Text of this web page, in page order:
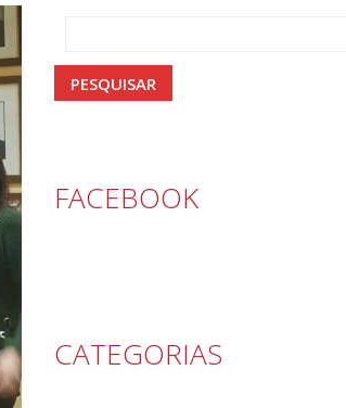
FACEBOOK
CATEGORIAS